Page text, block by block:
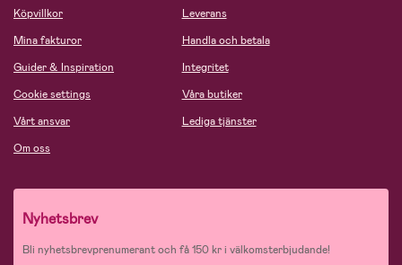
Köpvillkor
Mina fakturor
Guider & Inspiration
Cookie settings
Vårt ansvar
Om oss
Leverans
Handla och betala
Integritet
Våra butiker
Lediga tjänster
Nyhetsbrev
Bli nyhetsbrevprenumerant och få 150 kr i välkomsterbjudande!